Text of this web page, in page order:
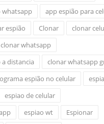
whatsapp
app espião para
espião Clonar
clonar
clonar whatsapp
distancia
clonar whatsapp
espião no celular
espiao de celular
espiao wt
Espionar